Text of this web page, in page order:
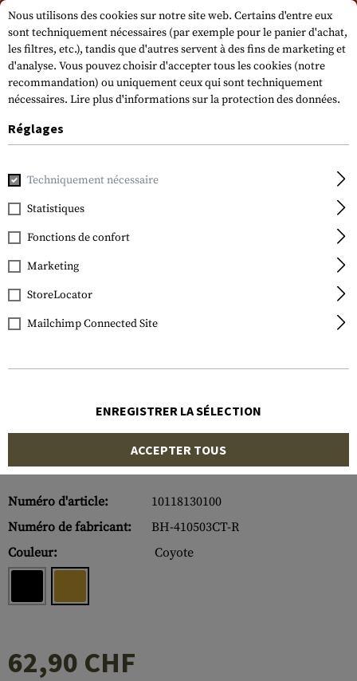
Veuillez noter que les délais de livraison peuvent varier en raison d'un jour
férié sur 15.08.2026.
Accueil Equipement Tactique Holsters de
Blackhawk
CQC SERPA Holster für
1911
Numéro d'article:
10118130100
Numéro de fabricant:
BH-410503CT-R
Couleur:
Coyote
62,90 CHF
Nous utilisons des cookies sur notre site web. Certains d'entre eux
sont techniquement nécessaires (par exemple pour le panier d'achat,
les filtres, etc.), tandis que d'autres servent à des fins de marketing et
d'analyse. Vous pouvez choisir d'accepter tous les cookies (notre
recommandation) ou uniquement ceux qui sont techniquement
nécessaires. Lire plus d'informations sur la protection des données.
Réglages
Techniquement nécessaire
Statistiques
Fonctions de confort
Marketing
StoreLocator
Mailchimp Connected Site
ENREGISTRER LA SÉLECTION
ACCEPTER TOUS